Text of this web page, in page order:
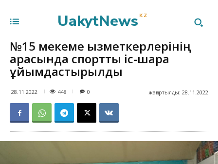
UakytNews KZ
№15 мекеме қызметкерлерінің
арасында спорттық іс-шара
ұйымдастырылды
28.11.2022 448 жаңартылды: 28.11.2022
0